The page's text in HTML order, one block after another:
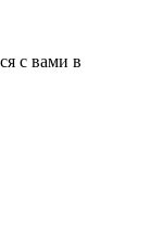
с вами в